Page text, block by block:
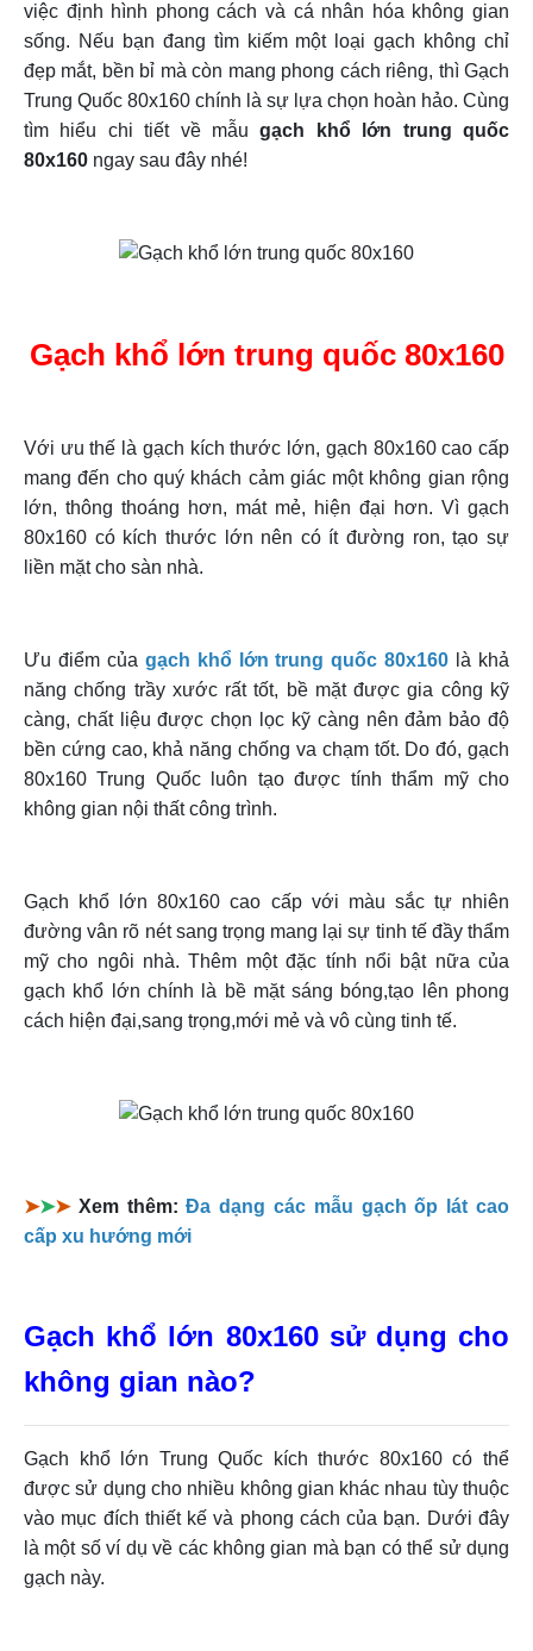
việc định hình phong cách và cá nhân hóa không gian
sống. Nếu bạn đang tìm kiếm một loại gạch không chỉ
đẹp mắt, bền bỉ mà còn mang phong cách riêng, thì Gạch
Trung Quốc 80x160 chính là sự lựa chọn hoàn hảo. Cùng
tìm hiểu chi tiết về mẫugạch khổ lớn trung quốc
80x160 ngay sau đây nhé!
Gạch khổ lớn trung quốc 80x160
Với ưu thế là gạch kích thước lớn, gạch 80x160 cao cấp
mang đến cho quý khách cảm giác một không gian rộng
lớn, thông thoáng hơn, mát mẻ, hiện đại hơn. Vì gạch
80x160 có kích thước lớn nên có ít đường ron, tạo sự
liền mặt cho sàn nhà.
Ưu điểm của gạch khổ lớn trung quốc 80x160 là khả
năng chống trầy xước rất tốt, bề mặt được gia công kỹ
càng, chất liệu được chọn lọc kỹ càng nên đảm bảo độ
bền cứng cao, khả năng chống va chạm tốt. Do đó, gạch
80x160 Trung Quốc luôn tạo được tính thẩm mỹ cho
không gian nội thất công trình.
Gạch khổ lớn 80x160 cao cấp với màu sắc tự nhiên
đường vân rõ nét sang trọng mang lại sự tinh tế đầy thẩm
mỹ cho ngôi nhà. Thêm một đặc tính nổi bật nữa của
gạch khổ lớn chính là bề mặt sáng bóng,tạo lên phong
cách hiện đại,sang trọng,mới mẻ và vô cùng tinh tế.
➤➤➤ Xem thêm:Đa dạng các mẫu gạch ốp lát cao
cấp xu hướng mới
Gạch khổ lớn 80x160 sử dụng cho
không gian nào?
Gạch khổ lớn Trung Quốc kích thước 80x160 có thể
được sử dụng cho nhiều không gian khác nhau tùy thuộc
vào mục đích thiết kế và phong cách của bạn. Dưới đây
là một số ví dụ về các không gian mà bạn có thể sử dụng
gạch này.